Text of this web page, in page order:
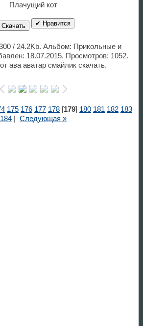
Плачущий кот
Скачать ✔ Нравится
/ 24.2Kb. Альбом: Прикольные и
18.07.2015. Просмотров: 1052.
ава аватар смайлик скачать.
175 176 177 178[179] 180 181 182 183
184| Следующая »